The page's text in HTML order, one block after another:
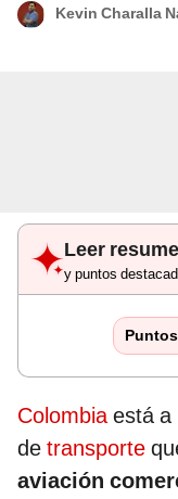
Kevin Charalla
Leer
y puntos
Colombiaestá a
de transporte
aviación